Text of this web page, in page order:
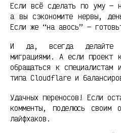
Если всё сделать по уму —
а вы сэкономите нервы,
Если же “на авось” —
И да, всегда делайте
миграциями. А если проект
обращаться к специалистам
типа Cloudflare и
Удачных переносов! Если
комменты, поделюсь своим
лайфхаков.